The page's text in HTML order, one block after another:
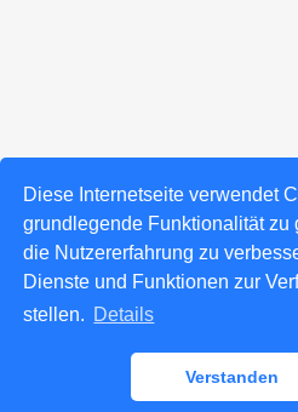
Diese Internetseite verwendet
grundlegende Funktionalität zu
die Nutzererfahrung zu
Dienste und Funktionen zur
stellen. Details
Verstanden